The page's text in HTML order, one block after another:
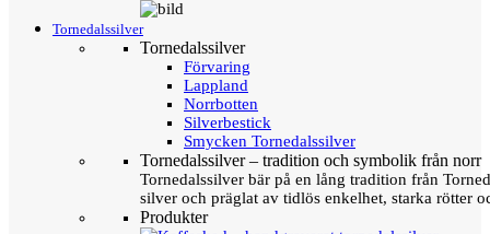
Tornedalssilver
Tornedalssilver
Förvaring
Lappland
Norrbotten
Silverbestick
Smycken Tornedalssilver
Tornedalssilver – tradition och symbolik från norr
Tornedalssilver bär på en lång tradition från
silver och präglat av tidlös enkelhet, starka rötter
Produkter